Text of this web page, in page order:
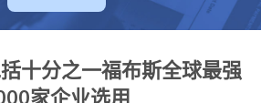
十分之一福布斯全球最强